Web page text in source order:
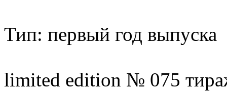
Тип: первый год выпуска
limited edition № 075